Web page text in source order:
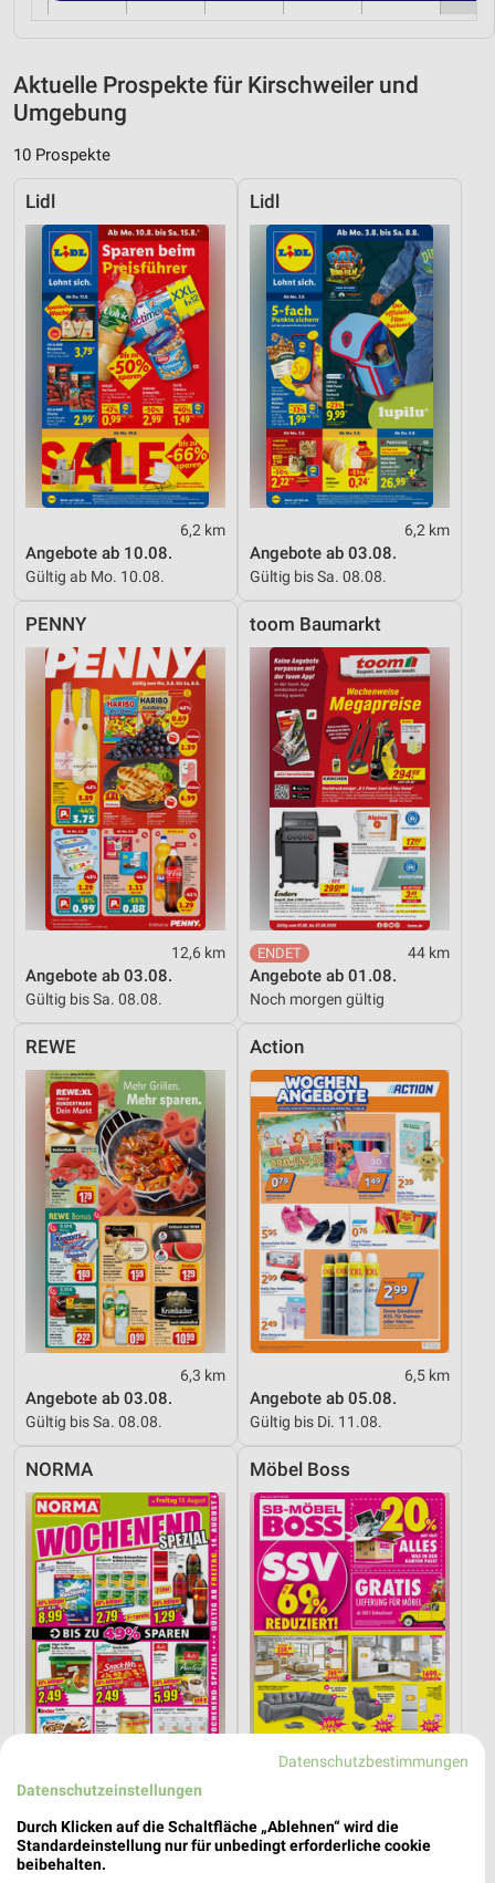
Aktuelle Prospekte für Kirschweiler und
Umgebung
10 Prospekte
Lidl
6,2 km
Angebote ab 10.08.
Gültig ab Mo. 10.08.
Lidl
6,2 km
Angebote ab 03.08.
Gültig bis Sa. 08.08.
PENNY
12,6 km
Angebote ab 03.08.
Gültig bis Sa. 08.08.
toom Baumarkt
44 km
Angebote ab 01.08.
Noch morgen gültig
REWE
6,3 km
Angebote ab 03.08.
Gültig bis Sa. 08.08.
Action
6,5 km
Angebote ab 05.08.
Gültig bis Di. 11.08.
NORMA
3,6 km
Wochenend Spezial
Gültig ab Fr. 14.08.
Möbel Boss
Angebote ab 03.08.
Gültig bis Sa. 08.08.
Datenschutzbestimmungen
Datenschutzeinstellungen
Durch Klicken auf die Schaltfläche „Ablehnen“ wird die
Standardeinstellung nur für unbedingt erforderliche cookie
beibehalten.